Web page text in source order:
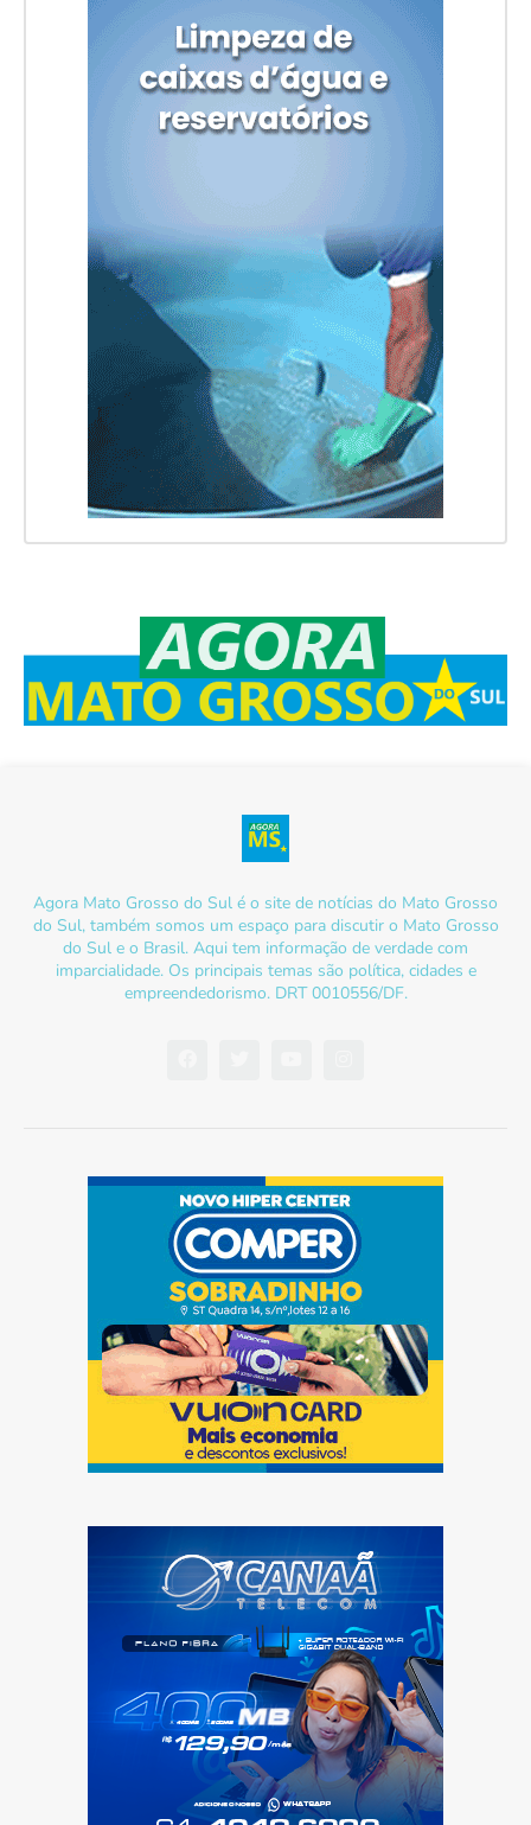
Agora Mato Grosso do Sul é o site de notícias do Mato Grosso
do Sul, também somos um espaço para discutir o Mato Grosso
do Sul e o Brasil. Aqui tem informação de verdade com
imparcialidade. Os principais temas são política, cidades e
empreendedorismo. DRT 0010556/DF.